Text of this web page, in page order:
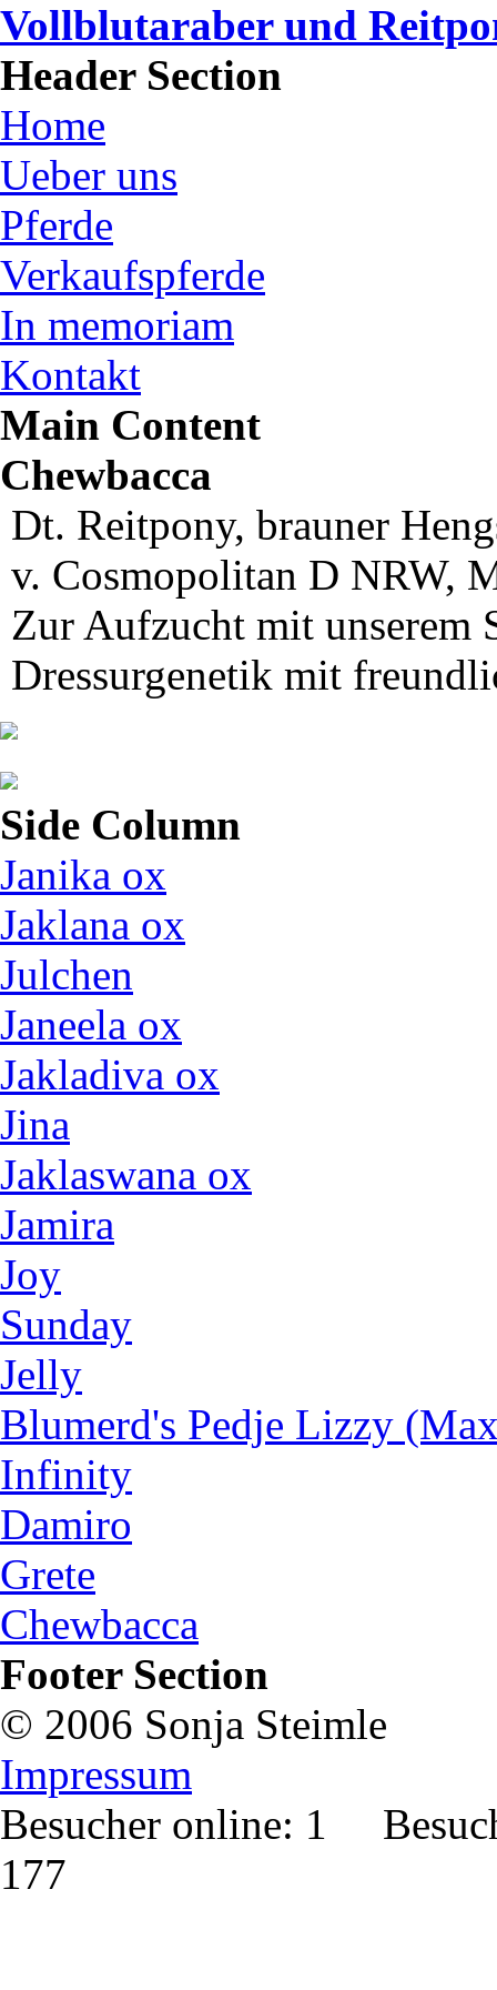
Vollblutaraber und
Header Section
Home
Ueber uns
Pferde
Verkaufspferde
In memoriam
Kontakt
Main Content
Chewbacca
Dt. Reitpony, brauner
v. Cosmopolitan D NRW,
Zur Aufzucht mit unserem
Dressurgenetik mit
Side Column
Janika ox
Jaklana ox
Julchen
Janeela ox
Jakladiva ox
Jina
Jaklaswana ox
Jamira
Joy
Sunday
Jelly
Blumerd's Pedje Lizzy
Infinity
Damiro
Grete
Chewbacca
Footer Section
© 2006 Sonja Steimle
Impressum
Besucher online: 1
177